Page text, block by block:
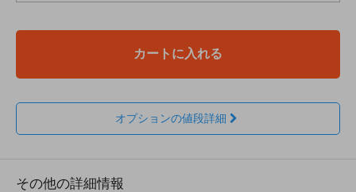
カートに入れる
オプションの値段詳細
その他の詳細情報